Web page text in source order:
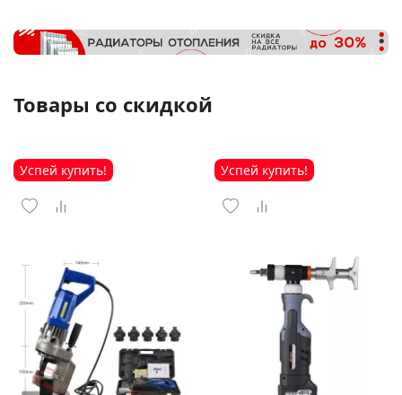
Товары со скидкой
Успей купить! Успей купить!